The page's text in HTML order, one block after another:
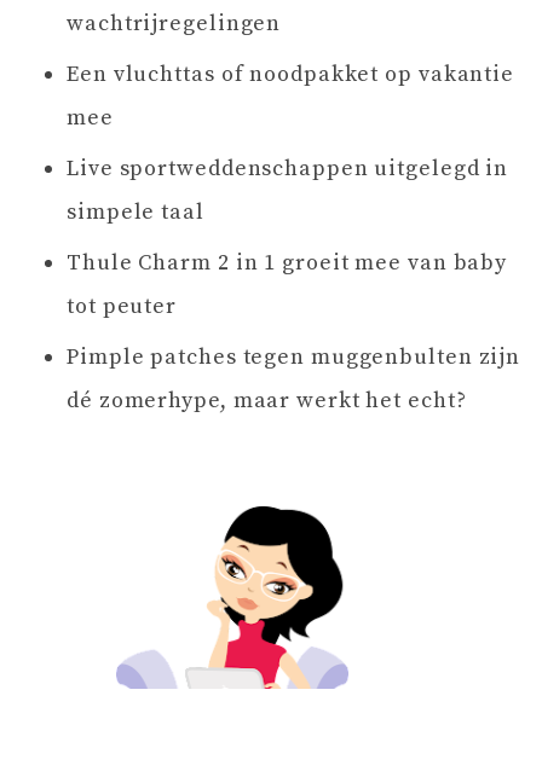
wachtrijregelingen
Een vluchttas of noodpakket op vakantie
mee
Live sportweddenschappen uitgelegd in
simpele taal
Thule Charm 2 in 1 groeit mee van baby
tot peuter
Pimple patches tegen muggenbulten zijn
dé zomerhype, maar werkt het echt?